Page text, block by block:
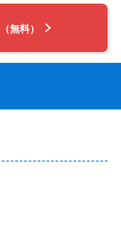
（無料）